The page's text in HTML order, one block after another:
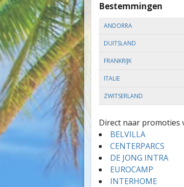
Bestemmingen
ANDORRA
DUITSLAND
FRANKRIJK
ITALIE
ZWITSERLAND
Direct naar promoties
BELVILLA
CENTERPARCS
DE JONG INTRA
EUROCAMP
INTERHOME